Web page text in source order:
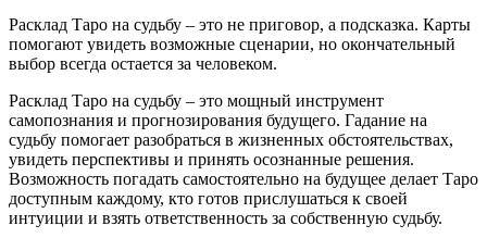
Расклад Таро на судьбу – это не приговор, а подсказка. Карты
помогают увидеть возможные сценарии, но окончательный
выбор всегда остается за человеком.
Расклад Таро на судьбу – это мощный инструмент
самопознания и прогнозирования будущего. Гадание на
судьбу помогает разобраться в жизненных обстоятельствах,
увидеть перспективы и принять осознанные решения.
Возможность погадать самостоятельно на будущее делает Таро
доступным каждому, кто готов прислушаться к своей
интуиции и взять ответственность за собственную судьбу.